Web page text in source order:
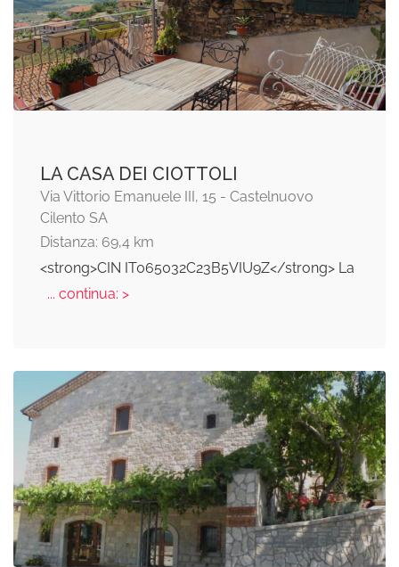
LA CASA DEI CIOTTOLI
Via Vittorio Emanuele III, 15 - Castelnuovo
Cilento SA
Distanza: 69,4 km
<strong>CIN IT065032C23B5VIU9Z</strong> La
... continua: >